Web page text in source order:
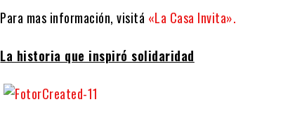
Para mas información, visitá «La Casa Invita».
La historia que inspiró solidaridad